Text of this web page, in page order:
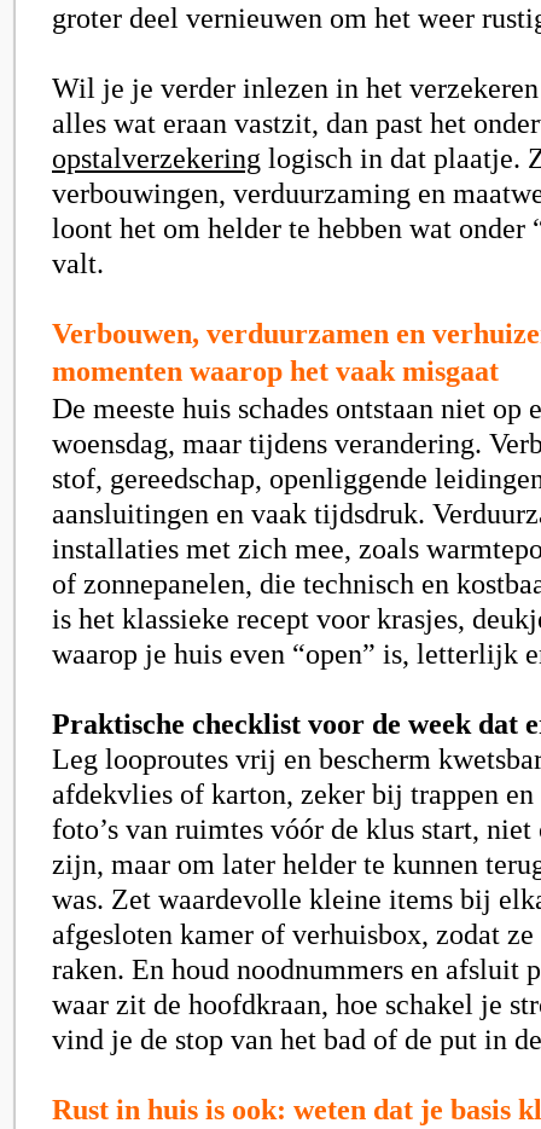
groter deel vernieuwen om het weer
Wil je je verder inlezen in het
alles wat eraan vastzit, dan past het
opstalverzekering logisch in dat plaatje.
verbouwingen, verduurzaming en
loont het om helder te hebben wat onder
valt.
Verbouwen, verduurzamen en
momenten waarop het vaak misgaat
De meeste huis schades ontstaan niet op
woensdag, maar tijdens verandering.
stof, gereedschap, openliggende
aansluitingen en vaak tijdsdruk.
installaties met zich mee, zoals
of zonnepanelen, die technisch en
is het klassieke recept voor krasjes,
waarop je huis even “open” is, letterlijk
Praktische checklist voor de week dat
Leg looproutes vrij en bescherm
afdekvlies of karton, zeker bij trappen
foto’s van ruimtes vóór de klus start,
zijn, maar om later helder te kunnen
was. Zet waardevolle kleine items bij
afgesloten kamer of verhuisbox, zodat
raken. En houd noodnummers en afsluit
waar zit de hoofdkraan, hoe schakel je
vind je de stop van het bad of de put in
Rust in huis is ook: weten dat je basis